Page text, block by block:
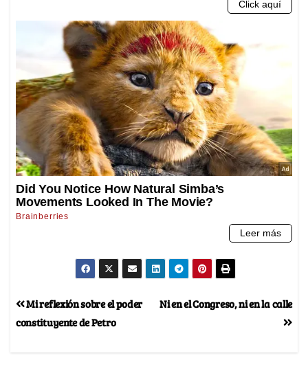
Ni en el Congreso, ni en la calle
Mi reflexión sobre el poder
constituyente de Petro